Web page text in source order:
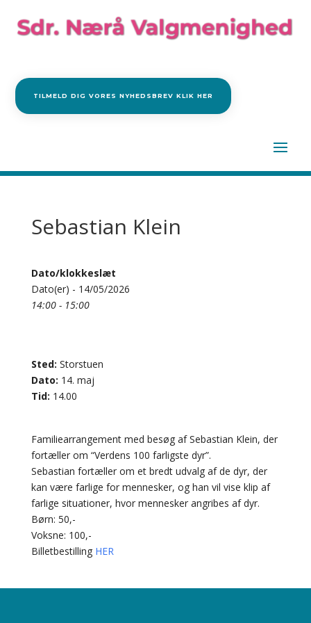
TILMELD DIG VORES NYHEDSBREV KLIK HER
Sebastian Klein
Dato/klokkeslæt
Dato(er) - 14/05/2026
14:00 - 15:00
Sted: Storstuen
Dato: 14. maj
Tid: 14.00
Familiearrangement med besøg af Sebastian Klein, der
fortæller om “Verdens 100 farligste dyr”.
Sebastian fortæller om et bredt udvalg af de dyr, der
kan være farlige for mennesker, og han vil vise klip af
farlige situationer, hvor mennesker angribes af dyr.
Børn: 50,-
Voksne: 100,-
Billetbestilling HER